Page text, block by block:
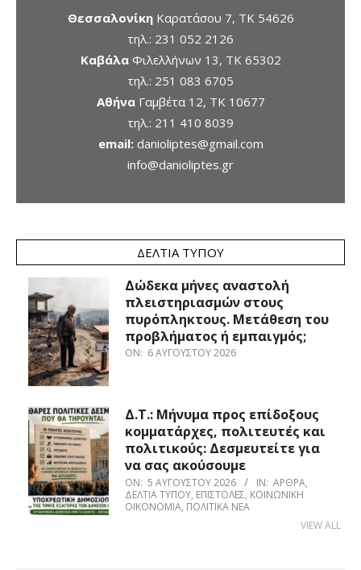
ΘεσσαλονίκηΚαρατάσου 7, TK 54626
τηλ.: 231 052 2126
ΚαβάλαΦιλελλήνων 13, ΤΚ 65302
τηλ.: 251 083 6705
ΑθήναΓαμβέτα 12, ΤΚ 10677
τηλ.: 211 410 8039
email: danioliptes@gmail.com
info@danioliptes.gr
ΔΕΛΤΊΑ ΤΎΠΟΥ
Δώδεκα μήνες αναστολή
πλειστηριασμών στους
πυρόπληκτους. Μετάθεση του
προβλήματος ή εμπαιγμός;
ON: 6 ΑΥΓΟΎΣΤΟΥ 2026
Δ.Τ.: Μήνυμα προς επίδοξους
κομματάρχες, πολιτευτές και
πολιτικούς: Δεσμευτείτε για
να σας ακούσουμε
ON: 5 ΑΥΓΟΎΣΤΟΥ 2026 IN: ΆΡΘΡΑ,
ΔΕΛΤΊΑ ΤΎΠΟΥ, ΕΠΙΣΤΟΛΈΣ, ΚΟΙΝΩΝΙΚΉ
ΟΙΚΟΝΟΜΊΑ, ΠΟΛΙΤΙΚΆ ΝΈΑ
VIEW ALL